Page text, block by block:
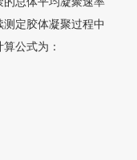
定胶体凝聚过程中
公式为：